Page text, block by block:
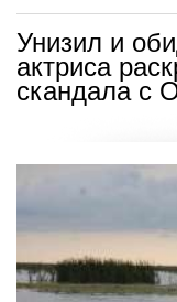
Унизил и
актриса
скандала с